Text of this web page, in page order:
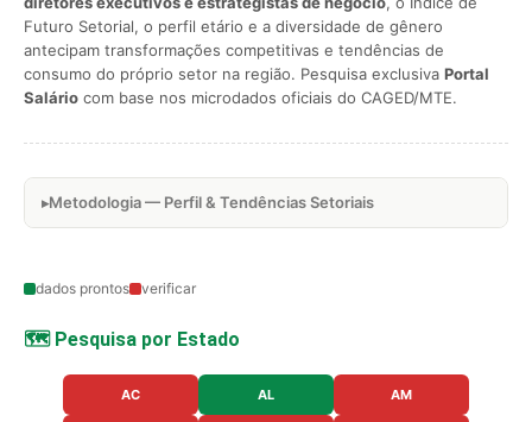
Futuro Setorial, o perfil etário e a diversidade de gênero
antecipam transformações competitivas e tendências de
consumo do próprio setor na região. Pesquisa exclusiva Portal
Salário com base nos microdados oficiais do CAGED/MTE.
Metodologia — Perfil & Tendências Setoriais
dados prontos verificar
🗺️ Pesquisa por Estado
AC AL AM